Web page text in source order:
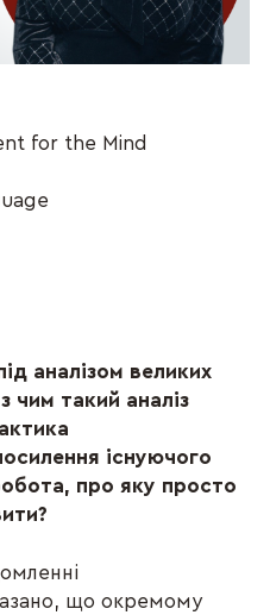
for the Mind
аналізом великих
чим такий аналіз
існуючого
про яку просто
що окремому